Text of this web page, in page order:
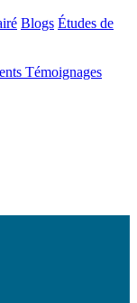
Blogs Études de
Témoignages